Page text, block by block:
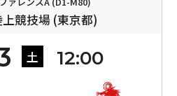
競技場 (東京都)
土 12:00